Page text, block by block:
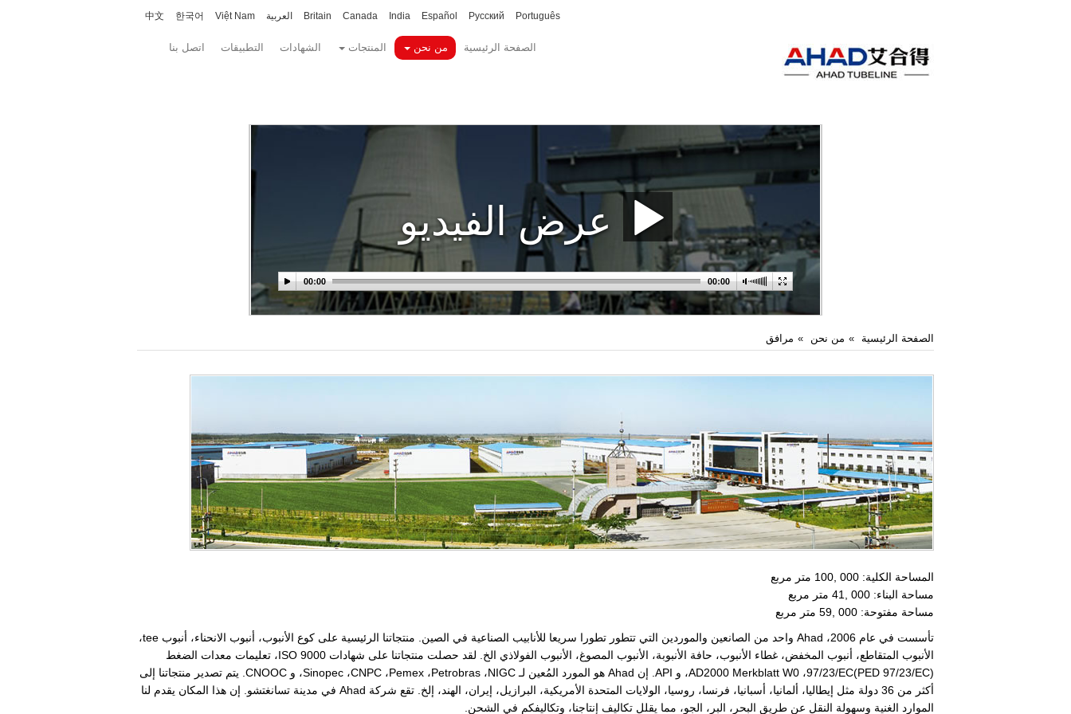
Britain Canada India Español Русский Português العربية 中文 한국어 Việt Nam
الصفحة الرئيسية من نحن المنتجات الشهادات التطبيقات اتصل بنا
عرض الفيديو
الصفحة الرئيسية من نحن مرافق
المساحة الكلية: 100, 000 متر مربع
مساحة البناء: 41, 000 متر مربع
مساحة مفتوحة: 59, 000 متر مربع
تأسست في عام 2006، Ahad واحد من الصانعين والموردين التي تتطور تطورا سريعا للأنابيب الصناعية في الصين. منتجاتنا الرئيسية على كوع الأنبوب، أنبوب الانحناء، أنبوب tee،
الأنبوب المتقاطع، أنبوب المخفض، غطاء الأنبوب، حافة الأنبوبة، الأنبوب المصوغ، الأنبوب الفولاذي الخ. لقد حصلت منتجاتنا على شهادات ISO 9000، تعليمات معدات الضغط
97/23/EC(PED 97/23/EC)، AD2000 Merkblatt W0، و API. إن Ahad هو المورد المُعين لـ NIGC، Petrobras، Pemex، CNPC، Sinopec
، و CNOOC. يتم تصدير منتجاتنا إلى
أكثر من 36 دولة مثل إيطاليا، ألمانيا، أسبانيا، فرنسا، روسيا، الولايات المتحدة الأمريكية، البرازيل، إيران، الهند، إلخ. تقع شركة Ahad في مدينة تسانغتشو. إن هذا المكان يقدم لنا
الموارد الغنية وسهولة النقل عن طريق البحر، البر، الجو، مما يقلل تكاليف إنتاجنا، وتكاليفكم في الشحن.